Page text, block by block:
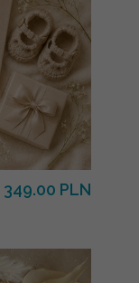
349.00 PLN